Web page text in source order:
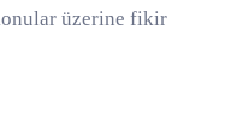
üzerine fikir